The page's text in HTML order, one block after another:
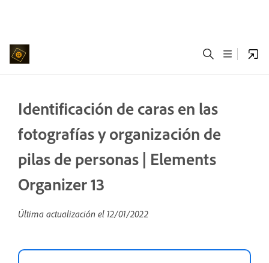
Identificación de caras en las
fotografías y organización de
pilas de personas | Elements
Organizer 13
Última actualización el 12/01/2022